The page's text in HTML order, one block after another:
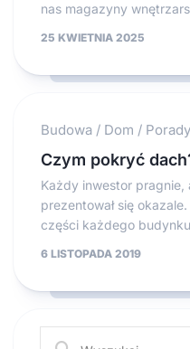
nas magazyny
25 KWIETNIA 2025
Budowa / Dom / Porady
Czym pokryć
Każdy inwestor pragnie,
prezentował się
części każdego
6 LISTOPADA 2019